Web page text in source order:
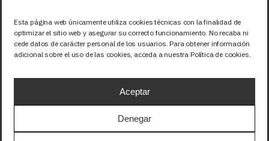
Esta página web únicamente utiliza cookies técnicas con la finalidad de
optimizar el sitio web y asegurar su correcto funcionamiento. No recaba ni
cede datos de carácter personal de los usuarios. Para obtener información
adicional sobre el uso de las cookies, acceda a nuestra Política de cookies.
Aceptar
Denegar
Síguenos
Facebook
X (Twitter)
Instagram